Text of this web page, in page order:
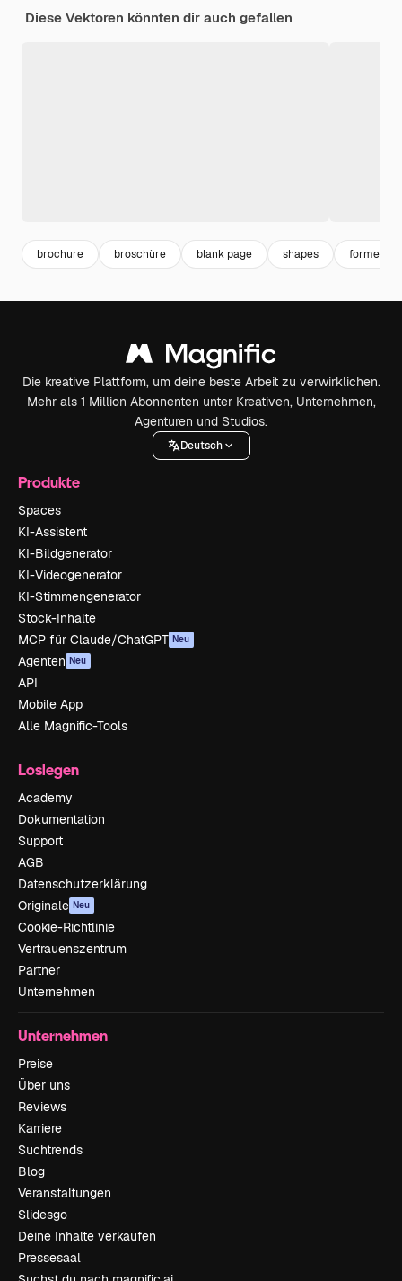
Diese Vektoren könnten dir auch gefallen
brochure broschüre blank page shapes formen
Die kreative Plattform, um deine beste Arbeit zu verwirklichen.
Mehr als 1 Million Abonnenten unter Kreativen, Unternehmen,
Agenturen und Studios.
Deutsch
Produkte
Spaces
KI-Assistent
KI-Bildgenerator
KI-Videogenerator
KI-Stimmengenerator
Stock-Inhalte
MCP für Claude/ChatGPT Neu
Agenten Neu
API
Mobile App
Alle Magnific-Tools
Loslegen
Academy
Dokumentation
Support
AGB
Datenschutzerklärung
Originale Neu
Cookie-Richtlinie
Vertrauenszentrum
Partner
Unternehmen
Unternehmen
Preise
Über uns
Reviews
Karriere
Suchtrends
Blog
Veranstaltungen
Slidesgo
Deine Inhalte verkaufen
Pressesaal